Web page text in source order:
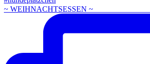
~ WEIHNACHTSESSEN ~ ⠀⠀⠀⠀⠀⠀⠀⠀⠀⠀